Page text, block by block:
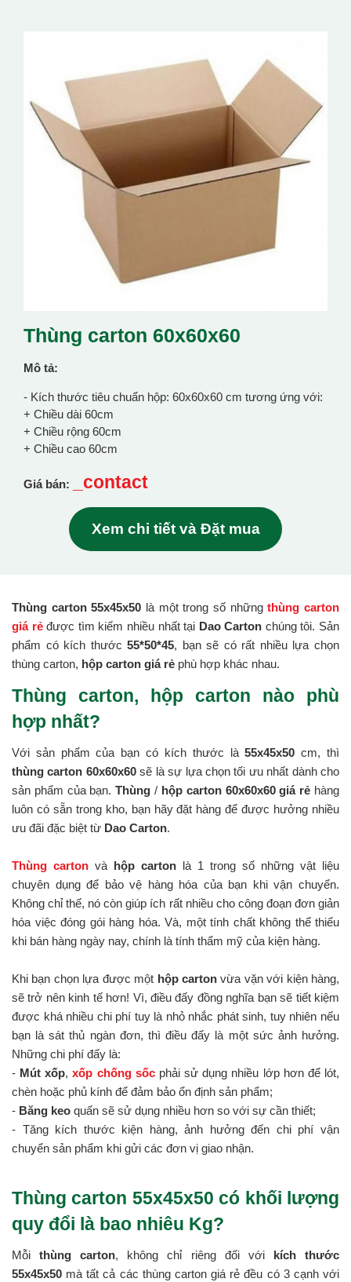
Thùng carton 60x60x60
Mô tả:
- Kích thước tiêu chuẩn hộp: 60x60x60 cm tương ứng với:
+ Chiều dài 60cm
+ Chiều rộng 60cm
+ Chiều cao 60cm
Giá bán: _contact
Xem chi tiết và Đặt mua
Thùng carton 55x45x50 là một trong số nhữngthùng carton
giá rẻđược tìm kiếm nhiều nhất tại Dao Carton chúng tôi. Sản
phẩm có kích thước55*50*45, bạn sẽ có rất nhiều lựa chọn
thùng carton, hộp carton giá rẻ phù hợp khác nhau.
Thùng carton, hộp carton nào phù
hợp nhất?
Với sản phẩm của bạn có kích thước là55x45x50cm, thì
thùng carton 60x60x60sẽ là sự lựa chọn tối ưu nhất dành cho
sản phẩm của bạn.Thùng/ hộp carton 60x60x60 giá rẻ hàng
luôn có sẵn trong kho, bạn hãy đặt hàng để được hưởng nhiều
ưu đãi đặc biệt từ Dao Carton.
Thùng carton và hộp carton là 1 trong số những vật liệu
chuyên dụng để bảo vệ hàng hóa của bạn khi vận chuyển.
Không chỉ thế, nó còn giúp ích rất nhiều cho công đoạn đơn giản
hóa việc đóng gói hàng hóa. Và, một tính chất không thể thiếu
khi bán hàng ngày nay, chính là tính thẩm mỹ của kiện hàng.
Khi bạn chọn lựa được một hộp cartonvừa vặn với kiện hàng,
sẽ trở nên kinh tế hơn! Vì, điều đấy đồng nghĩa bạn sẽ tiết kiệm
được khá nhiều chi phí tuy là nhỏ nhắc phát sinh, tuy nhiên nếu
bạn là sát thủ ngàn đơn, thì điều đấy là một sức ảnh hưởng.
Những chi phí đấy là:
- Mút xốp,xốp chống sốcphải sử dụng nhiều lớp hơn để lót,
chèn hoặc phủ kính để đảm bảo ổn định sản phẩm;
- Băng keo quấn sẽ sử dụng nhiều hơn so với sự cần thiết;
- Tăng kích thước kiện hàng, ảnh hưởng đến chi phí vận
chuyển sản phẩm khi gửi các đơn vị giao nhận.
Thùng carton 55x45x50 có khối lượng
quy đổi là bao nhiêu Kg?
Mỗithùng carton, không chỉ riêng đối với kích thước
55x45x50 mà tất cả các thùng carton giá rẻ đều có 3 cạnh với